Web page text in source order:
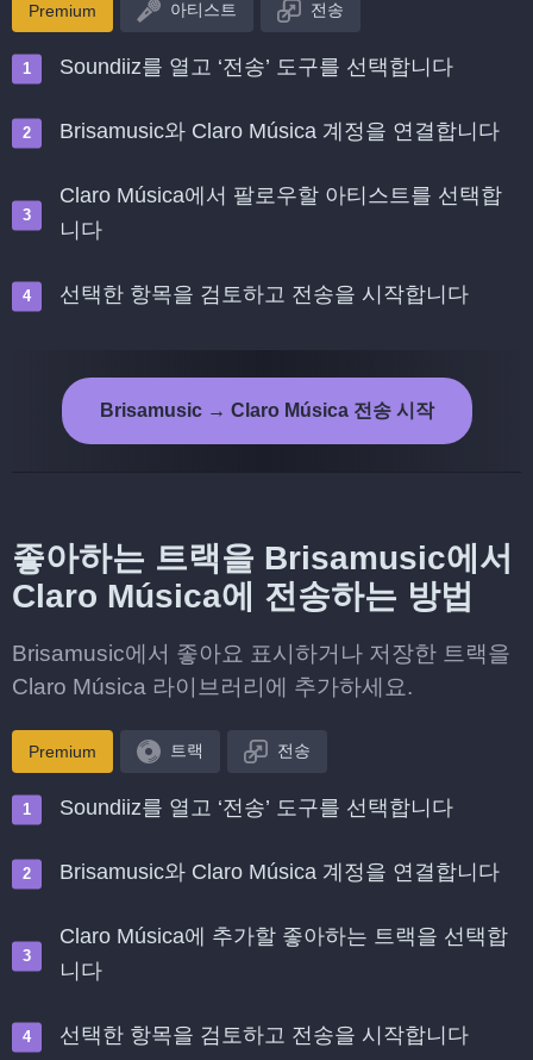
Premium 아티스트 전송
Soundiiz를 열고 ‘전송’ 도구를 선택합니다
Brisamusic와 Claro Música 계정을 연결합니다
Claro Música에서 팔로우할 아티스트를 선택합
니다
선택한 항목을 검토하고 전송을 시작합니다
Brisamusic → Claro Música 전송 시작
좋아하는 트랙을 Brisamusic에서
Claro Música에 전송하는 방법
Brisamusic에서 좋아요 표시하거나 저장한 트랙을
Claro Música 라이브러리에 추가하세요.
Premium 트랙 전송
Soundiiz를 열고 ‘전송’ 도구를 선택합니다
Brisamusic와 Claro Música 계정을 연결합니다
Claro Música에 추가할 좋아하는 트랙을 선택합
니다
선택한 항목을 검토하고 전송을 시작합니다